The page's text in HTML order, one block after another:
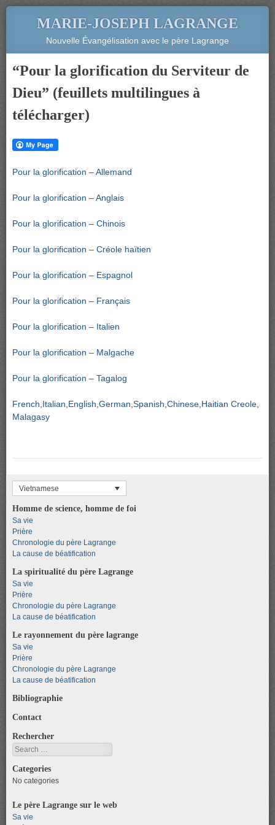
MARIE-JOSEPH LAGRANGE
Nouvelle Évangélisation avec le père Lagrange
“Pour la glorification du Serviteur de
Dieu” (feuillets multilingues à
télécharger)
Pour la glorification – Allemand
Pour la glorification – Anglais
Pour la glorification – Chinois
Pour la glorification – Créole haïtien
Pour la glorification – Espagnol
Pour la glorification – Français
Pour la glorification – Italien
Pour la glorification – Malgache
Pour la glorification – Tagalog
French Italian English German Spanish Chinese Haitian Creole
Malagasy
Vietnamese
Homme de science, homme de foi
Sa vie
Prière
Chronologie du père Lagrange
La cause de béatification
La spiritualité du père Lagrange
Sa vie
Prière
Chronologie du père Lagrange
La cause de béatification
Le rayonnement du père lagrange
Sa vie
Prière
Chronologie du père Lagrange
La cause de béatification
Bibliographie
Contact
Rechercher
Search
Categories
No categories
Le père Lagrange sur le web
Sa vie